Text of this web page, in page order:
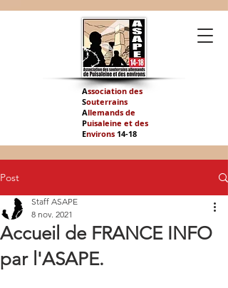
Association des
Souterrains
Allemands de
Puisaleine et des
Environs 14-18
Post
Accueil de FRANCE INFO
par l'ASAPE.
Staff ASAPE
8 nov. 2021